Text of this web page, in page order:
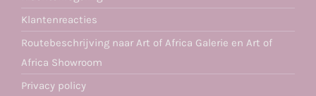
Klantenreacties
Routebeschrijving naar Art of Africa Galerie en Art of
Africa Showroom
Privacy policy